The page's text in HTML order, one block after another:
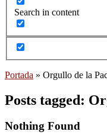
Search in content
Portada » Orgullo de la
Posts tagged:
Nothing Found